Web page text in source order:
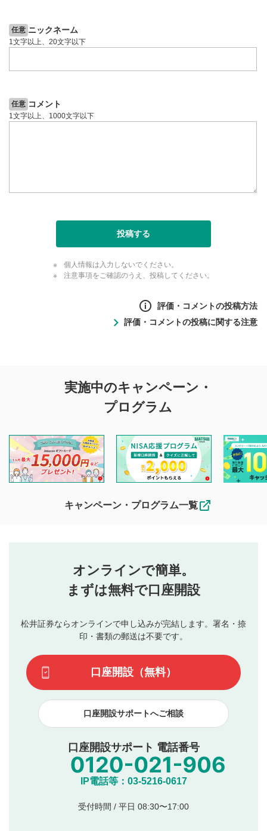
任意 ニックネーム
1文字以上、20文字以下
任意 コメント
1文字以上、1000文字以下
投稿する
個人情報は入力しないでください。
注意事項をご確認のうえ、投稿してください。
評価・コメントの投稿方法
投稿するボタン
星で評価をすると投稿できます。（お名前とコメント
3
動画の評価
です）
評価・コメントの投稿に関する注意
投稿に関する注意
を目的として、各動画コンテンツに、評価およびコメントの
投稿ができます。利用者は以下の注意事項をご理解のうえ、
閲覧および投稿を行うものとしてください。
他の利用者が動画を視聴される際の参考になるコメントをお
待ちしております。
なお、投稿をもって、本注意事項に同意されたものとみなし
行ってください。
当社は、利用者同士、もしくは利用者と第三者間のトラ
ブルによって生じた損害に対して一切の責任を負いませ
評価およびコメントは当社にて審査のうえ、掲載となり
ます。掲載されるまでに日数がかかる場合や掲載されない
てはお答えできません。各動画コンテンツへの掲載をもっ
て結果のご連絡といたします。ご了承ください。
下記の項目に該当すると判断された投稿内容は、掲載を
見合わせる場合がございます。
本動画コンテンツとは無関係の内容の投稿
他者への誹謗中傷や差別的表現投稿
公序良俗に反する内容の投稿
氏名、住所、電話番号など個人を特定できる情報の
他のサイトへの誘導や営利目的、広告・宣伝を目
他者の権利（商標、著作権、その他の知的財産
実施中のキャンペーン・
プログラム
キャンペーン・プログラム一覧
オンラインで簡単。
まずは無料で口座開設
松井証券ならオンラインで申し込みが完結します。署名・捺
印・書類の郵送は不要です。
口座開設（無料）
口座開設サポートへご相談
口座開設サポート 電話番号
IP電話等：03-5216-0617
受付時間 / 平日 08:30〜17:00